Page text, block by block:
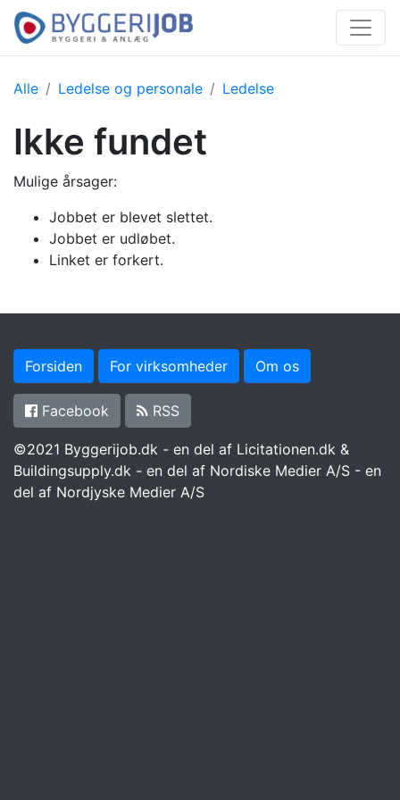
Alle Ledelse og personale Ledelse
Ikke fundet
Mulige årsager:
Jobbet er blevet slettet.
Jobbet er udløbet.
Linket er forkert.
Forsiden For virksomheder Om os
Facebook RSS
©2021 Byggerijob.dk - en del af Licitationen.dk &
Buildingsupply.dk - en del af Nordiske Medier A/S - en
del af Nordjyske Medier A/S